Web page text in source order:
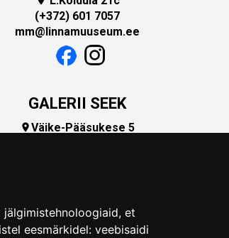
jälgimistehnoloogiaid, et
eesmärkidel: veebisaidi
(+372) 601 7057
mm@linnamuuseum.ee
GALERII SEEK
Väike-Pääsukese 5